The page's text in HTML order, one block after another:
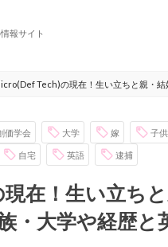
報サイト
Tech)の現在！生い立ちと親・
価学会 大学 嫁 子供
自宅 英語 逮捕
在！生い立ち
・大学や経歴と